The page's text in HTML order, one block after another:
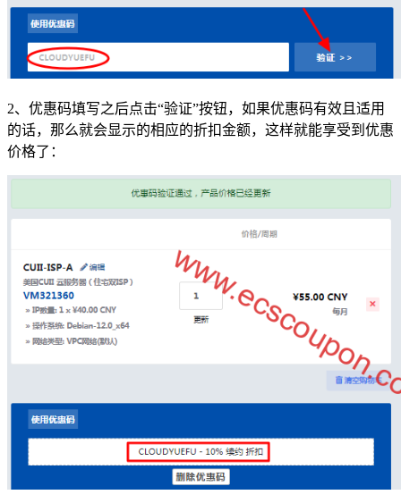
2、优惠码填写之后点击“验证”按钮，如果优惠码有效且适用
的话，那么就会显示的相应的折扣金额，这样就能享受到优惠
价格了：